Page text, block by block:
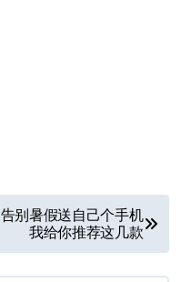
告别暑假送自己个手机
我给你推荐这几款